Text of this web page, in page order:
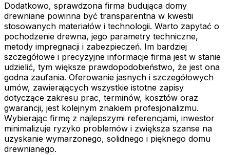
Dodatkowo, sprawdzona firma budująca domy
drewniane powinna być transparentna w kwestii
stosowanych materiałów i technologii. Warto zapytać o
pochodzenie drewna, jego parametry techniczne,
metody impregnacji i zabezpieczeń. Im bardziej
szczegółowe i precyzyjne informacje firma jest w stanie
udzielić, tym większe prawdopodobieństwo, że jest ona
godna zaufania. Oferowanie jasnych i szczegółowych
umów, zawierających wszystkie istotne zapisy
dotyczące zakresu prac, terminów, kosztów oraz
gwarancji, jest kolejnym znakiem profesjonalizmu.
Wybierając firmę z najlepszymi referencjami, inwestor
minimalizuje ryzyko problemów i zwiększa szanse na
uzyskanie wymarzonego, solidnego i pięknego domu
drewnianego.